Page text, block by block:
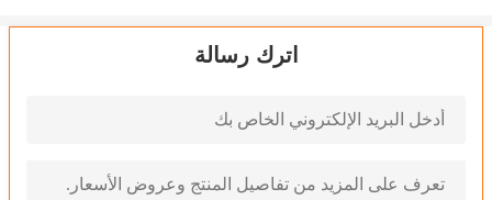
اترك رسالة